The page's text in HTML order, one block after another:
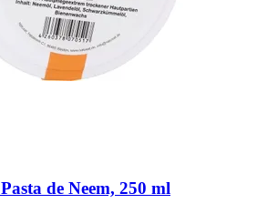
Pasta de Neem, 250 ml